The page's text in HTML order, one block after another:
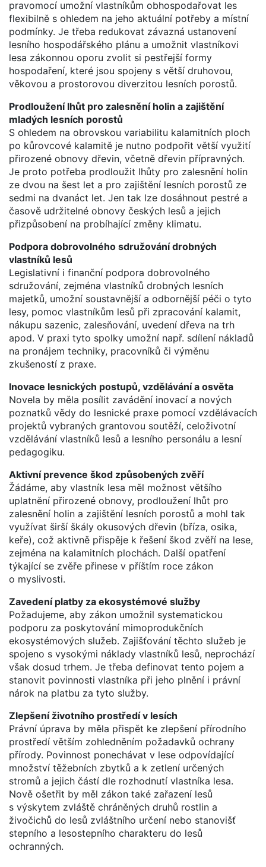
pravomocí umožní vlastníkům obhospodařovat les
flexibilně s ohledem na jeho aktuální potřeby a místní
podmínky. Je třeba redukovat závazná ustanovení
lesního hospodářského plánu a umožnit vlastníkovi
lesa zákonnou oporu zvolit si pestřejší formy
hospodaření, které jsou spojeny s větší druhovou,
věkovou a prostorovou diverzitou lesních porostů.
Prodloužení lhůt pro zalesnění holin a zajištění
mladých lesních porostů
S ohledem na obrovskou variabilitu kalamitních ploch
po kůrovcové kalamitě je nutno podpořit větší využití
přirozené obnovy dřevin, včetně dřevin přípravných.
Je proto potřeba prodloužit lhůty pro zalesnění holin
ze dvou na šest let a pro zajištění lesních porostů ze
sedmi na dvanáct let. Jen tak lze dosáhnout pestré a
časově udržitelné obnovy českých lesů a jejich
přizpůsobení na probíhající změny klimatu.
Podpora dobrovolného sdružování drobných
vlastníků lesů
Legislativní i finanční podpora dobrovolného
sdružování, zejména vlastníků drobných lesních
majetků, umožní soustavnější a odbornější péči o tyto
lesy, pomoc vlastníkům lesů při zpracování kalamit,
nákupu sazenic, zalesňování, uvedení dřeva na trh
apod. V praxi tyto spolky umožní např. sdílení nákladů
na pronájem techniky, pracovníků či výměnu
zkušeností z praxe.
Inovace lesnických postupů, vzdělávání a osvěta
Novela by měla posílit zavádění inovací a nových
poznatků vědy do lesnické praxe pomocí vzdělávacích
projektů vybraných grantovou soutěží, celoživotní
vzdělávání vlastníků lesů a lesního personálu a lesní
pedagogiku.
Aktivní prevence škod způsobených zvěří
Žádáme, aby vlastník lesa měl možnost většího
uplatnění přirozené obnovy, prodloužení lhůt pro
zalesnění holin a zajištění lesních porostů a mohl tak
využívat širší škály okusových dřevin (bříza, osika,
keře), což aktivně přispěje k řešení škod zvěří na lese,
zejména na kalamitních plochách. Další opatření
týkající se zvěře přinese v příštím roce zákon
o myslivosti.
Zavedení platby za ekosystémové služby
Požadujeme, aby zákon umožnil systematickou
podporu za poskytování mimoprodukčních
ekosystémových služeb. Zajišťování těchto služeb je
spojeno s vysokými náklady vlastníků lesů, neprochází
však dosud trhem. Je třeba definovat tento pojem a
stanovit povinnosti vlastníka při jeho plnění i právní
nárok na platbu za tyto služby.
Zlepšení životního prostředí v lesích
Právní úprava by měla přispět ke zlepšení přírodního
prostředí větším zohledněním požadavků ochrany
přírody. Povinnost ponechávat v lese odpovídající
množství těžebních zbytků a k zetlení určených
stromů a jejich částí dle rozhodnutí vlastníka lesa.
Nově ošetřit by měl zákon také zařazení lesů
s výskytem zvláště chráněných druhů rostlin a
živočichů do lesů zvláštního určení nebo stanovišť
stepního a lesostepního charakteru do lesů
ochranných.